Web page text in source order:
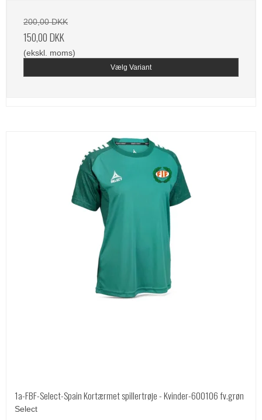
200,00 DKK
150,00 DKK
(ekskl. moms)
Vælg Variant
1a-FBF-Select-Spain Kortærmet spillertrøje - Kvinder-600106 fv.grøn
Select